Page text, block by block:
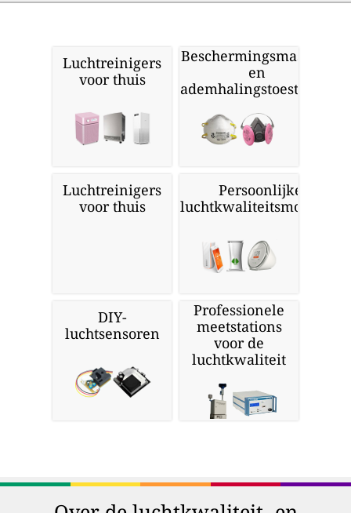
Luchtreinigers
voor thuis
Beschermingsmaskers
en
ademhalingstoestellen
Luchtreinigers
voor thuis
Persoonlijke
luchtkwaliteitsmonitors
DIY-
luchtsensoren
Professionele
meetstations
voor de
luchtkwaliteit